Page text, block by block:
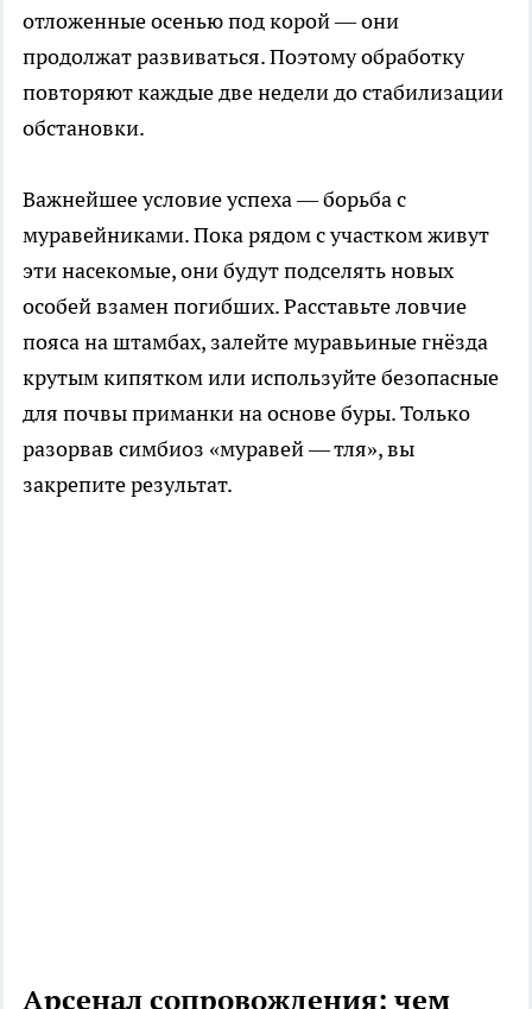
отложенные осенью под корой — они
продолжат развиваться. Поэтому обработку
повторяют каждые две недели до стабилизации
обстановки.
Важнейшее условие успеха — борьба с
муравейниками. Пока рядом с участком живут
эти насекомые, они будут подселять новых
особей взамен погибших. Расставьте ловчие
пояса на штамбах, залейте муравьиные гнёзда
крутым кипятком или используйте безопасные
для почвы приманки на основе буры. Только
разорвав симбиоз «муравей — тля», вы
закрепите результат.
Арсенал сопровождения: чем